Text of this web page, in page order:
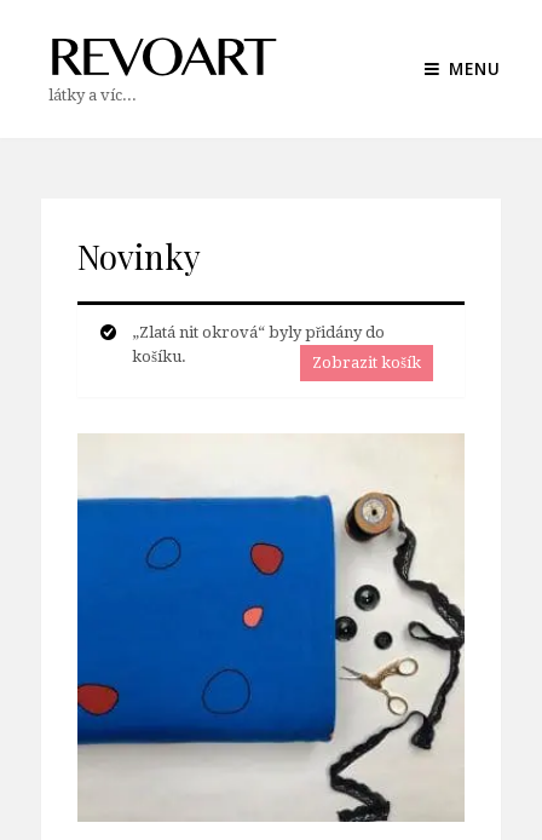
látky a víc...
MENU
Novinky
„Zlatá nit okrová“ byly přidány do
košíku.
Zobrazit košík